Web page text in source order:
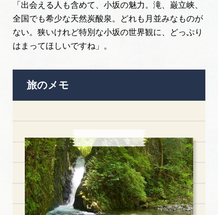
「出会える人も含めて、小坂の魅力。滝、巌立峡、
全国でも希少な天然炭酸泉。どれも月並みなものが
ない。狭いけれど特別な小坂の世界観に、どっぷり
はまってほしいですね」。
旅のメモ